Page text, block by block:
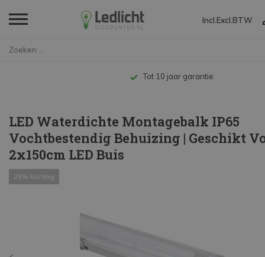
Incl. Excl. BTW
Tot 10 jaar garantie
LED Waterdichte Montagebalk IP65
Vochtbestendig Behuizing | Geschikt
2x150cm LED Buis
25% korting